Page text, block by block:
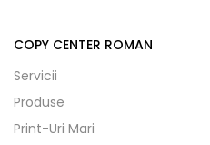
COPY CENTER ROMAN
Servicii
Produse
Print-Uri Mari